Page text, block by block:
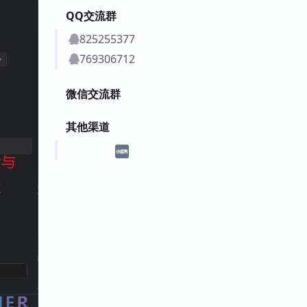
QQ交流群
825255377
769306712
微信交流群
其他渠道